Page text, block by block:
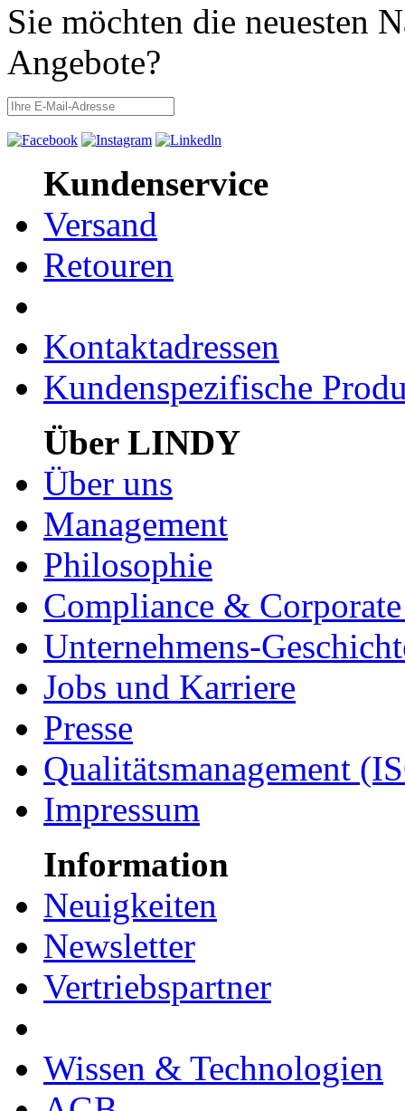
Sie möchten die neuesten
Angebote?
Kundenservice
Versand
Retouren
Kontaktadressen
Kundenspezifische
Über LINDY
Über uns
Management
Philosophie
Compliance &
Unternehmens-
Jobs und Karriere
Presse
Qualitätsmanagement
Impressum
Information
Neuigkeiten
Newsletter
Vertriebspartner
Wissen & Technologien